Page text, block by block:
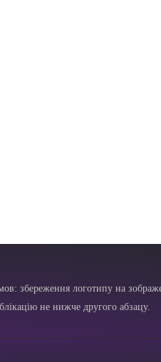
збереження логотипу на
не нижче другого абзацу.